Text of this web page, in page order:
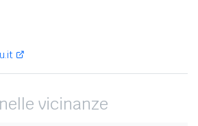
vicinanze